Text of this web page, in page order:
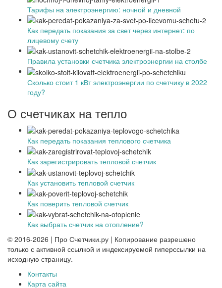
Тарифы на электроэнергию: ночной и дневной
Как передать показания за свет через интернет: по
лицевому счету
Правила установки счетчика электроэнергии на столбе
Сколько стоит 1 кВт электроэнергии по счетчику в 2022
году?
О счетчиках на тепло
Как передать показания теплового счетчика
Как зарегистрировать тепловой счетчик
Как установить тепловой счетчик
Как поверить тепловой счетчик
Как выбрать счетчик на отопление?
© 2016-2026 | Про Счетчики.ру | Копирование разрешено
только с активной ссылкой и индексируемой гиперссылки на
исходную страницу.
Контакты
Карта сайта